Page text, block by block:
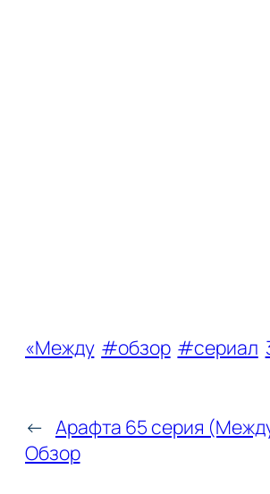
«Между #обзор #сериал
← Арафта 65 серия
Обзор